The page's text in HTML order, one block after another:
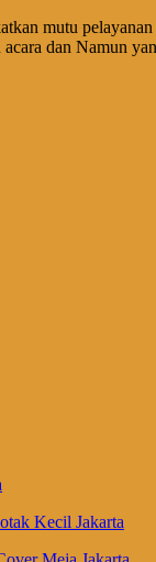
mutu
dan Namun
Kecil Jakarta